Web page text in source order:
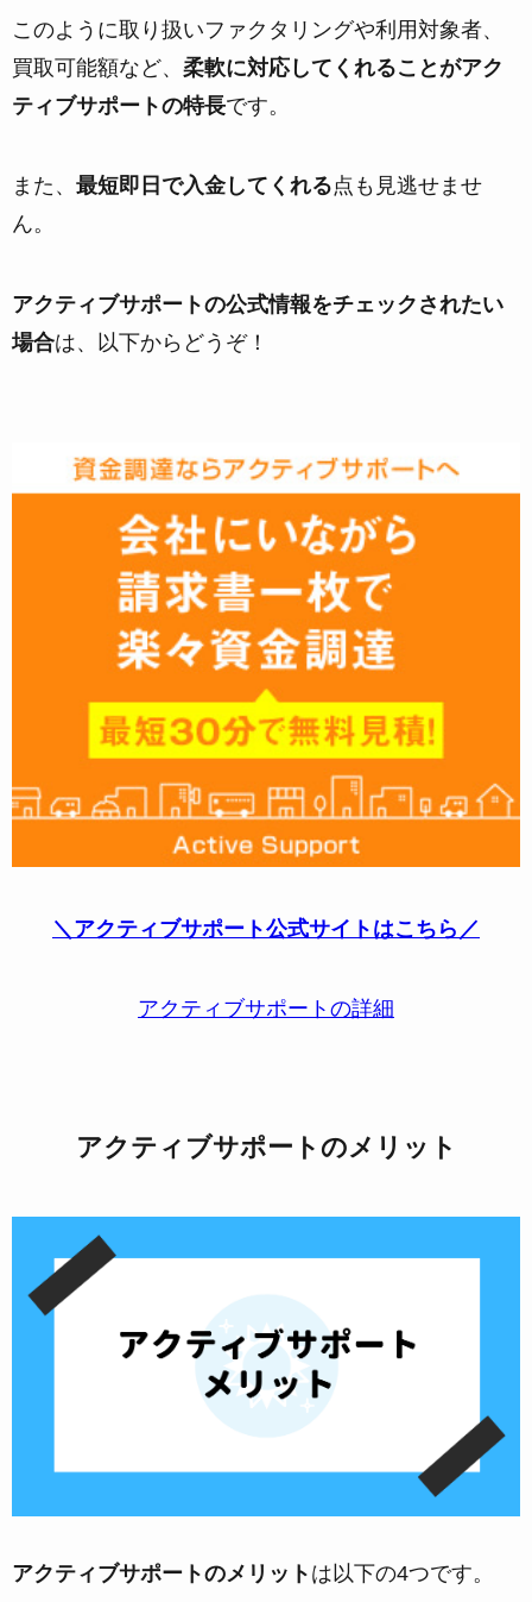
このように取り扱いファクタリングや利用対象者、
買取可能額など、 柔軟に対応してくれることがアク
ティブサポートの特長です。
また、 最短即日で入金してくれる点も見逃せませ
ん。
アクティブサポートの公式情報をチェックされたい
場合は、以下からどうぞ！
＼アクティブサポート公式サイトはこちら／
アクティブサポートの詳細
アクティブサポートのメリット
アクティブサポートのメリット は以下の4つです。